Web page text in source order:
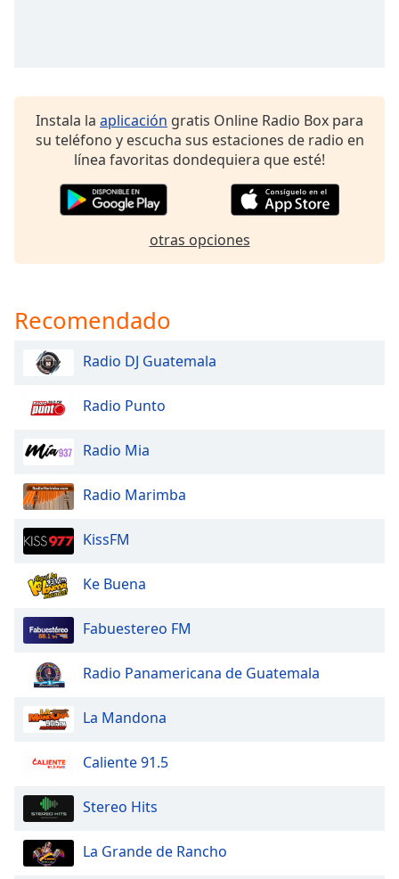
off,
selected
This
modal
window.
window.
Escape
cancel
and
close
window.
Text
Color
Background
Opacity
Instala la aplicación gratis Online Radio Box para
su teléfono y escucha sus estaciones de radio en
línea favoritas dondequiera que esté!
otras opciones
Recomendado
Radio DJ Guatemala
Radio Punto
Radio Mia
Radio Marimba
KissFM
Ke Buena
Fabuestereo FM
Radio Panamericana de Guatemala
La Mandona
Caliente 91.5
Stereo Hits
La Grande de Rancho